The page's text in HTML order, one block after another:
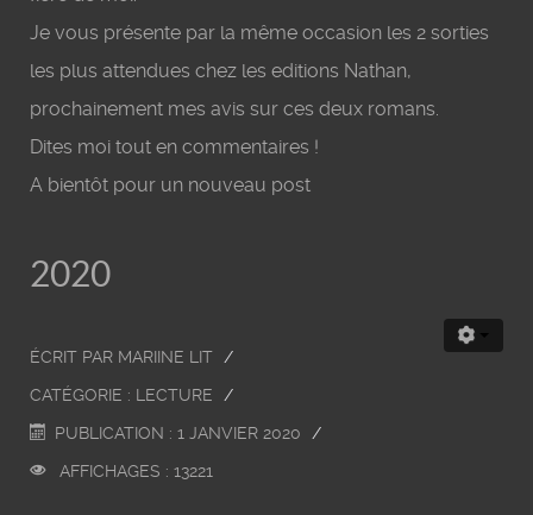
Je vous présente par la même occasion les 2 sorties
les plus attendues chez les editions Nathan,
prochainement mes avis sur ces deux romans.
Dites moi tout en commentaires !
A bientôt pour un nouveau post
2020
ÉCRIT PAR MARIINE LIT
CATÉGORIE : LECTURE
PUBLICATION : 1 JANVIER 2020
AFFICHAGES : 13221